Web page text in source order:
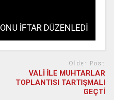
İFTAR DÜZENLEDİ
Older Post
VALİ İLE MUHTARLAR
TOPLANTISI TARTIŞMALI
GEÇTİ